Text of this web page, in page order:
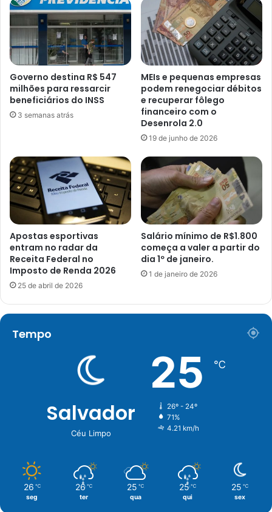
Governo destina R$ 547
milhões para ressarcir
beneficiários do INSS
3 semanas atrás
MEIs e pequenas empresas
podem renegociar débitos
e recuperar fôlego
financeiro com o
Desenrola 2.0
19 de junho de 2026
Apostas esportivas
entram no radar da
Receita Federal no
Imposto de Renda 2026
25 de abril de 2026
Salário mínimo de R$1.800
começa a valer a partir do
dia 1º de janeiro.
1 de janeiro de 2026
Tempo
Salvador
Céu Limpo
25 ℃
26º - 24º
71%
4.21 km/h
26 ℃
seg
26 ℃
ter
25 ℃
qua
25 ℃
qui
25 ℃
sex